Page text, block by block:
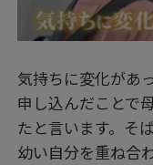
気持ちに変化があ
申し込んだことで
たと言います。そ
幼い自分を重ね合